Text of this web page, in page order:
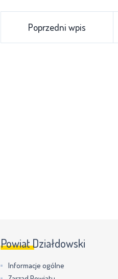
Poprzedni wpis
Powiat Działdowski
Informacje ogólne